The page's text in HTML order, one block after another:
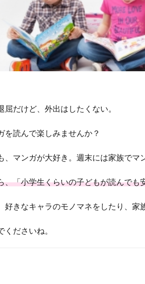
だけど、外出はしたくない。
を読んで楽しみませんか？
、マンガが大好き。週末には家族でマ
、「小学生くらいの子どもが読んで
好きなキャラのモノマネをしたり、
ださいね。